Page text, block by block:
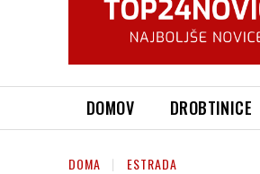
DOMOV DROBTINICE
DOMA ESTRADA